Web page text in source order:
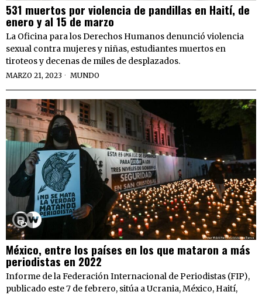
531 muertos por violencia de pandillas en Haití, de
enero y al 15 de marzo
La Oficina para los Derechos Humanos denunció violencia
sexual contra mujeres y niñas, estudiantes muertos en
tiroteos y decenas de miles de desplazados.
MARZO 21, 2023 MUNDO
México, entre los países en los que mataron a más
periodistas en 2022
Informe de la Federación Internacional de Periodistas (FIP),
publicado este 7 de febrero, sitúa a Ucrania, México, Haití,